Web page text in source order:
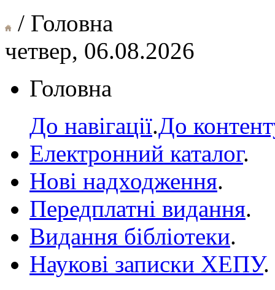
/ Головна
четвер, 06.08.2026
Головна
До навігації.До
Електронний каталог.
Нові надходження.
Передплатні видання.
Видання бібліотеки.
Наукові записки ХЕПУ.